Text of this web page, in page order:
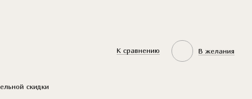
К сравнению В желания
скидки